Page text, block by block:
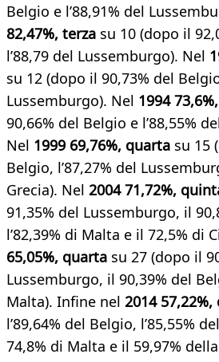
Belgio e l’88,91% del
82,47%, terza su 10 (dopo il
l’88,79 del Lussemburgo). Nel
su 12 (dopo il 90,73% del
Lussemburgo). Nel 1994
90,66% del Belgio e l’88,55%
Nel 1999 69,76%, quarta su 15
Belgio, l’87,27% del
Grecia). Nel 2004 71,72%,
91,35% del Lussemburgo, il
l’82,39% di Malta e il 72,5% di
65,05%, quarta su 27 (dopo il
Lussemburgo, il 90,39% del
Malta). Infine nel 2014
l’89,64% del Belgio, l’85,55%
74,8% di Malta e il 59,97%